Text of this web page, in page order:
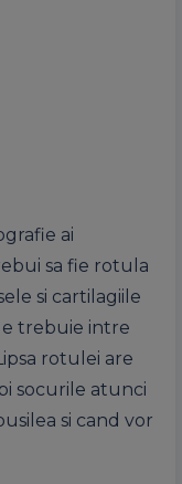
ai
sa fie rotula
si cartilagiile
trebuie intre
rotulei are
socurile atunci
si cand vor